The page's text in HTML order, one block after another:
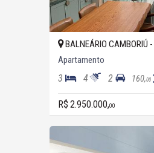
BALNEÁRIO CAMBORIÚ -
Apartamento
3 4 2 160,00
R$ 2.950.000,00